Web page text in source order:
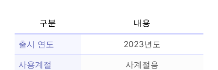
구분 내용
출시 연도 2023년도
사용계절 사계절용